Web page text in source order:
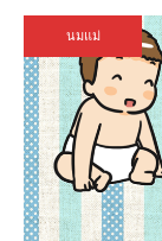
นมแม่